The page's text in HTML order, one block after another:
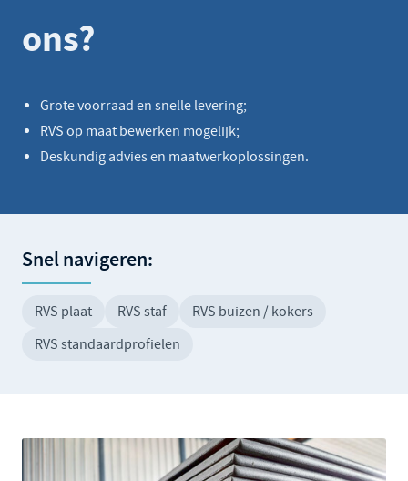
ons?
Grote voorraad en snelle levering;
RVS op maat bewerken mogelijk;
Deskundig advies en maatwerkoplossingen.
Snel navigeren:
RVS plaat RVS staf
RVS buizen / kokers
RVS standaardprofielen